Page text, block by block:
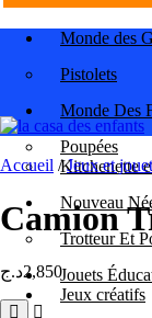
Monde des
Pistolets
Monde Des
Poupées
Kitchenette
Nouveau
Trotteur Et
Jouets
Jeux créatifs
Accueil /Jeux et
Camion
2,850د.ج